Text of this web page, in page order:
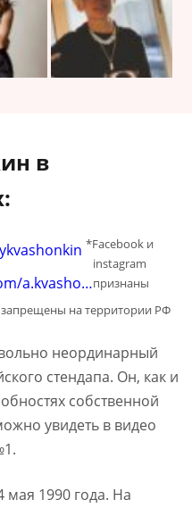
в
a.kvasho…
*Facebook и
instagram
признаны
на территории РФ
неординарный
стендапа. Он, как и
собственной
увидеть в видео
мая 1990 года. На